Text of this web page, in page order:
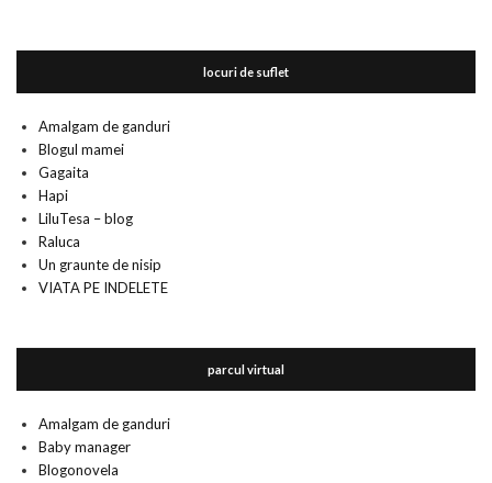
locuri de suflet
Amalgam de ganduri
Blogul mamei
Gagaita
Hapi
LiluTesa – blog
Raluca
Un graunte de nisip
VIATA PE INDELETE
parcul virtual
Amalgam de ganduri
Baby manager
Blogonovela